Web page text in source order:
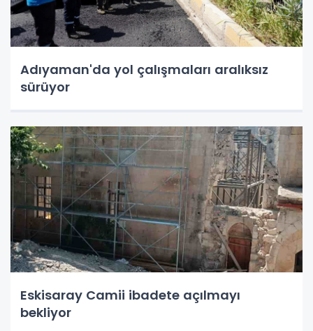
Adıyaman'da yol çalışmaları aralıksız
sürüyor
Eskisaray Camii ibadete açılmayı
bekliyor